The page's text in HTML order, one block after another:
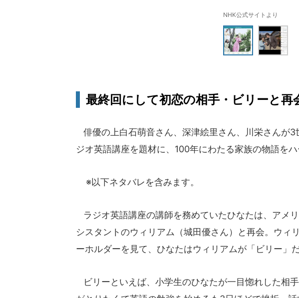
NHK公式サイトより
最終回にして初恋の相手・ビリーと再
俳優の上白石萌音さん、深津絵里さん、川栄さんが3
ジオ英語講座を題材に、100年にわたる家族の物語をハ
※以下ネタバレを含みます。
ラジオ英語講座の講師を務めていたひなたは、アメ
シスタントのウィリアム（城田優さん）と再会。ウィ
ーホルダーを見て、ひなたはウィリアムが「ビリー」
ビリーといえば、小学生のひなたが一目惚れした相